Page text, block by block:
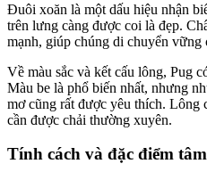
Đuôi xoăn là một dấu hiệu nhận
trên lưng càng được coi là đẹp.
mạnh, giúp chúng di chuyển vững
Về màu sắc và kết cấu lông, Pug
Màu be là phổ biến nhất, nhưng
mơ cũng rất được yêu thích. Lông
cần được chải thường xuyên.
Tính cách và đặc điểm